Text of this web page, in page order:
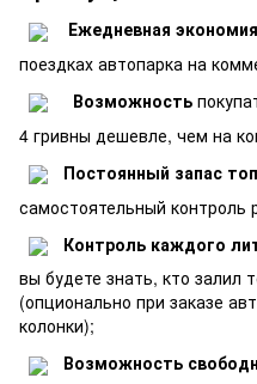
Ежедневная
поездках автопарка на
Возможность
4 гривны дешевле, чем на
Постоянный запас
самостоятельный контроль
Контроль каждого
вы будете знать, кто залил
(опционально при заказе
колонки);
Возможность